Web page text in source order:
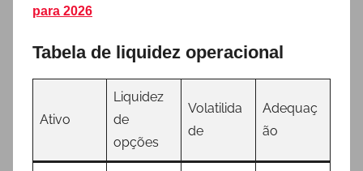
para 2026
Tabela de liquidez operacional
Ativo
Liquidez
de
opções
Volatilida
de
Adequaç
ão